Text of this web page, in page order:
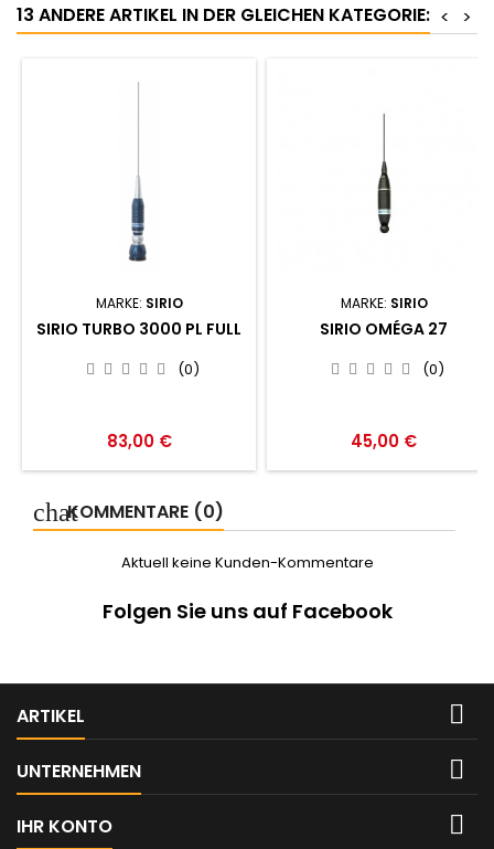
13 ANDERE ARTIKEL IN DER GLEICHEN KATEGORIE: >
<
MARKE: SIRIO
SIRIO TURBO 3000 PL FULL
(0)
Preis
83,00 €
MARKE: SIRIO
SIRIO OMÉGA 27
(0)
Preis
45,00 €
KOMMENTARE (0)
Aktuell keine Kunden-Kommentare
Folgen Sie uns auf Facebook
ARTIKEL 
UNTERNEHMEN 
IHR KONTO 